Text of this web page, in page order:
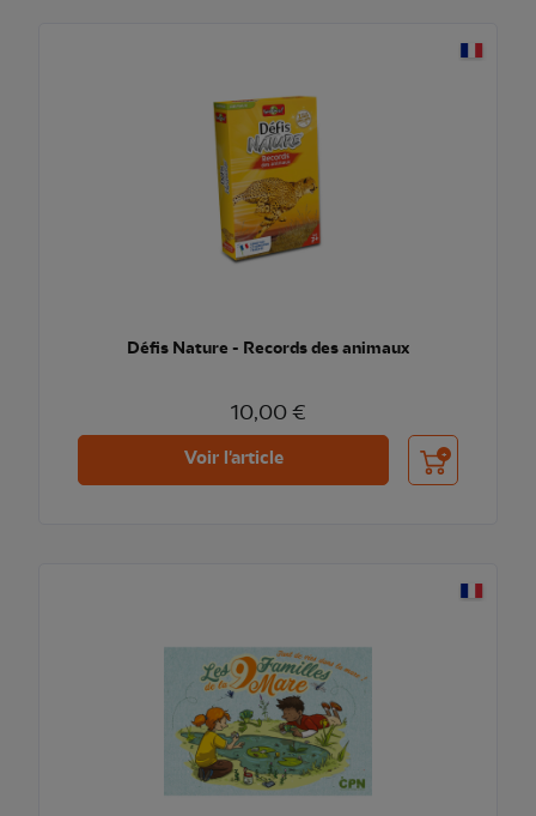
Défis Nature - Records des animaux
10,00 €
Voir l'article Ajouter au